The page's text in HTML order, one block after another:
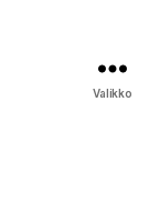
Valikko